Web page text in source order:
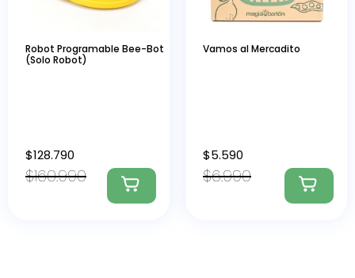
Robot Programable Bee-Bot
(Solo Robot)
$160.990
$128.790
Vamos al Mercadito
$6.990
$5.590